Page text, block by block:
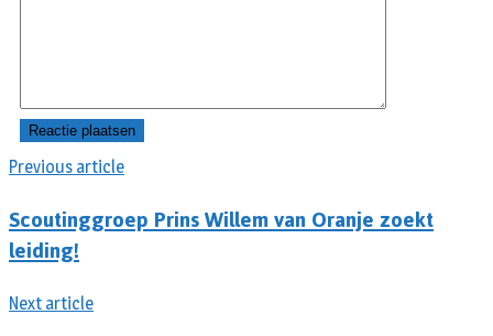
Previous article
Scoutinggroep Prins Willem van Oranje zoekt
leiding!
Next article